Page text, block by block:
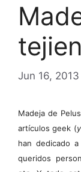
Jun 16, 2013
Madeja de
artículos geek (
han dedicado
queridos